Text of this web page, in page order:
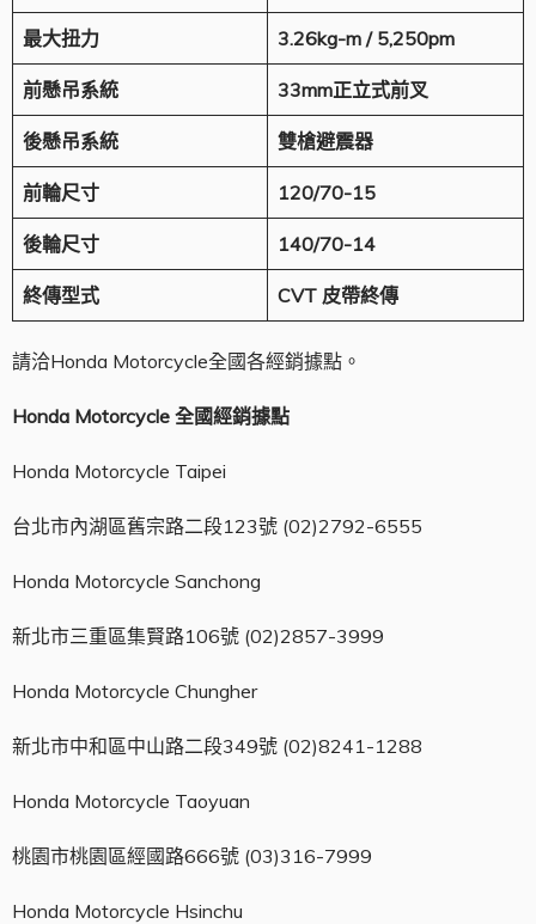
最大扭力 3.26kg-m / 5,250pm
前懸吊系統 33mm正立式前叉
後懸吊系統 雙槍避震器
前輪尺寸 120/70-15
後輪尺寸 140/70-14
終傳型式 CVT 皮帶終傳
請洽Honda Motorcycle全國各經銷據點。
Honda Motorcycle 全國經銷據點
Honda Motorcycle Taipei
台北市內湖區舊宗路二段123號 (02)2792-6555
Honda Motorcycle Sanchong
新北市三重區集賢路106號 (02)2857-3999
Honda Motorcycle Chungher
新北市中和區中山路二段349號 (02)8241-1288
Honda Motorcycle Taoyuan
桃園市桃園區經國路666號 (03)316-7999
Honda Motorcycle Hsinchu